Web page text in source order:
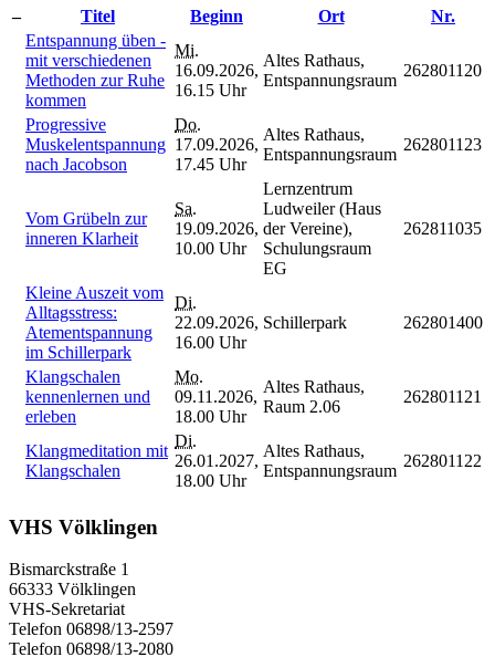
– Titel Beginn Ort
Nr.
Entspannung üben -
mit verschiedenen
Methoden zur Ruhe
kommen
Mi.
16.09.2026,
16.15 Uhr
Altes Rathaus,
Entspannungsraum
262801120
Progressive
Muskelentspannung
nach Jacobson
Do.
17.09.2026,
17.45 Uhr
Altes Rathaus,
Entspannungsraum
262801123
Vom Grübeln zur
inneren Klarheit
Sa.
19.09.2026,
10.00 Uhr
Lernzentrum
Ludweiler (Haus
der Vereine),
Schulungsraum
EG
262811035
Kleine Auszeit vom
Alltagsstress:
Atementspannung
im Schillerpark
Di.
22.09.2026,
16.00 Uhr
Schillerpark 262801400
Klangschalen
kennenlernen und
erleben
Mo.
09.11.2026,
18.00 Uhr
Altes Rathaus,
Raum 2.06
262801121
Klangmeditation mit
Klangschalen
Di.
26.01.2027,
18.00 Uhr
Altes Rathaus,
Entspannungsraum
262801122
VHS Völklingen
Bismarckstraße 1
66333 Völklingen
VHS-Sekretariat
Telefon 06898/13-2597
Telefon 06898/13-2080